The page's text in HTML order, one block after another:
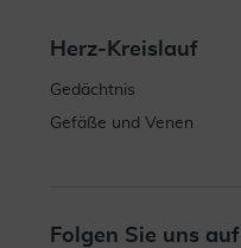
Herz-Kreislauf
Gedächtnis
Gefäße und Venen
Folgen Sie uns auf